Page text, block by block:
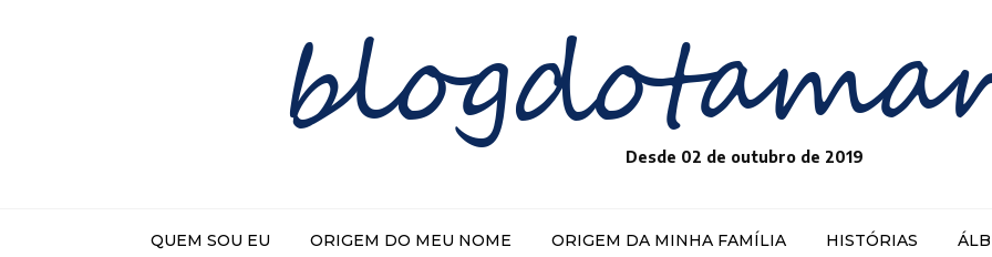
Desde 02 de outubro de 2019
QUEM SOU EU ORIGEM DO MEU NOME ORIGEM DA MINHA FAMÍLIA HISTÓRIAS